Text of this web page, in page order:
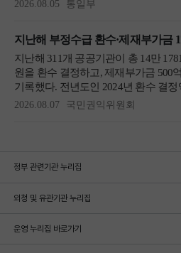
정부 관련기관 누리집
외청 및 유관기관 누리집
운영 누리집 바로가기